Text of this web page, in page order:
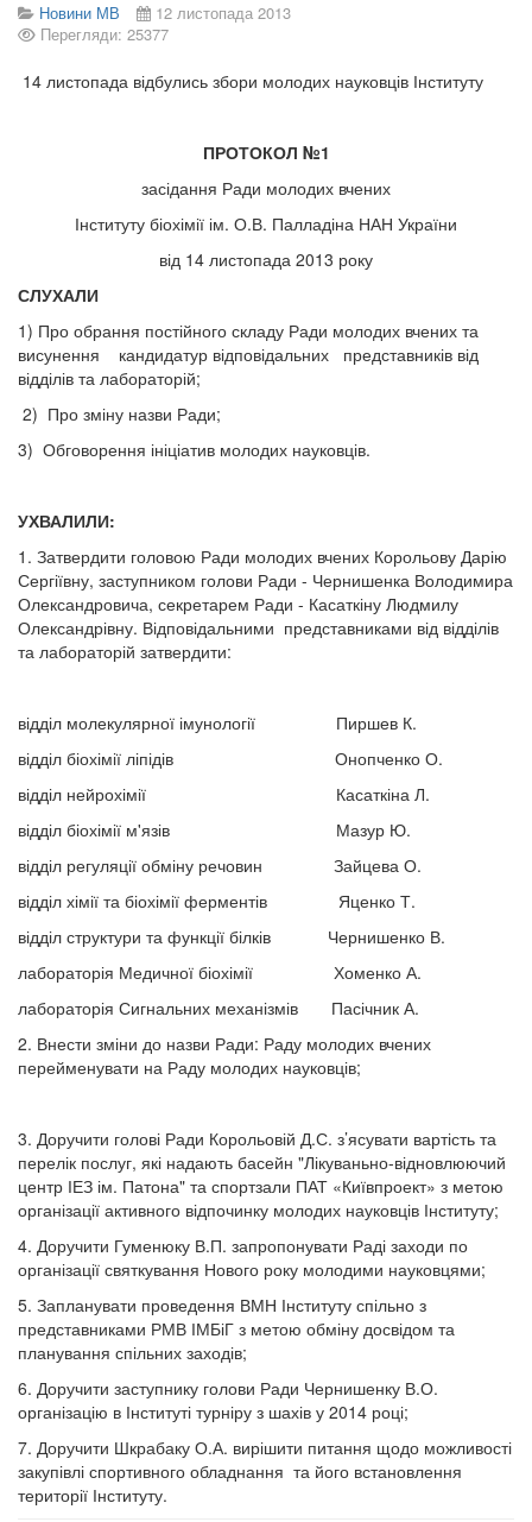
Новини МВ
12 листопада 2013
Перегляди: 25377
14 листопада відбулись збори молодих науковців Інституту
ПРОТОКОЛ №1
засідання Ради молодих вчених
Інституту біохімії ім. О.В. Палладіна НАН України
від 14 листопада 2013 року
СЛУХАЛИ
1) Про обрання постійного складу Ради молодих вчених та
висунення кандидатур відповідальних представників від
відділів та лабораторій;
2) Про зміну назви Ради;
3) Обговорення ініціатив молодих науковців.
УХВАЛИЛИ:
1. Затвердити головою Ради молодих вчених Корольову Дарію
Сергіївну, заступником голови Ради - Чернишенка Володимира
Олександровича, секретарем Ради - Касаткіну Людмилу
Олександрівну. Відповідальними представниками від відділів
та лабораторій затвердити:
відділ молекулярної імунології Пиршев К.
відділ біохімії ліпідів Онопченко О.
відділ нейрохімії Касаткіна Л.
відділ біохімії м'язів Мазур Ю.
відділ регуляції обміну речовин Зайцева О.
відділ хімії та біохімії ферментів Яценко Т.
відділ структури та функції білків Чернишенко В.
лабораторія Медичної біохімії Хоменко А.
лабораторія Сигнальних механізмів Пасічник А.
2. Внести зміни до назви Ради: Раду молодих вчених
перейменувати на Раду молодих науковців;
3. Доручити голові Ради Корольовій Д.С. з’ясувати вартість та
перелік послуг, які надають басейн "Лікуваньно-відновлюючий
центр ІЕЗ ім. Патона" та спортзали ПАТ «Київпроект» з метою
організації активного відпочинку молодих науковців Інституту;
4. Доручити Гуменюку В.П. запропонувати Раді заходи по
організації святкування Нового року молодими науковцями;
5. Запланувати проведення ВМН Інституту спільно з
представниками РМВ ІМБіГ з метою обміну досвідом та
планування спільних заходів;
6. Доручити заступнику голови Ради Чернишенку В.О.
організацію в Інституті турніру з шахів у 2014 році;
7. Доручити Шкрабаку О.А. вирішити питання щодо можливості
закупівлі спортивного обладнання та його встановлення
території Інституту.